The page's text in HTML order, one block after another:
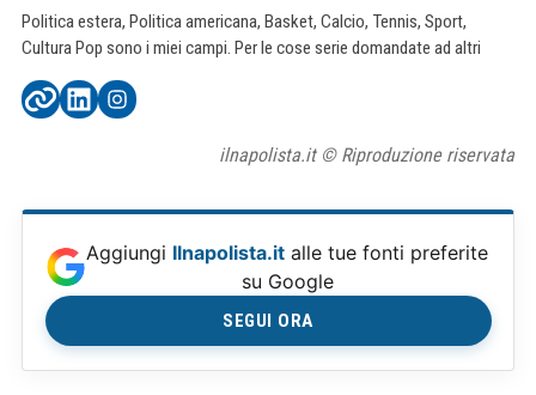
Politica estera, Politica americana, Basket, Calcio, Tennis, Sport,
Cultura Pop sono i miei campi. Per le cose serie domandate ad altri
ilnapolista.it © Riproduzione riservata
Aggiungi Ilnapolista.it alle tue fonti preferite
su Google
SEGUI ORA